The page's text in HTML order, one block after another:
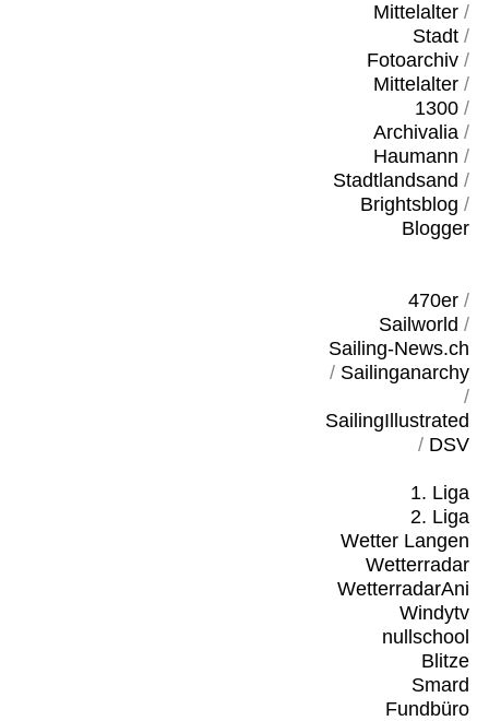
Mittelalter/
Stadt/
Fotoarchiv/
Mittelalter/
1300/
Archivalia/
Haumann /
Stadtlandsand /
Brightsblog /
Blogger
470er/
Sailworld /
Sailing-News.ch
/ Sailinganarchy
/
SailingIllustrated
/ DSV
1. Liga
2. Liga
Wetter Langen
Wetterradar
WetterradarAni
Windytv
nullschool
Blitze
Smard
Fundbüro